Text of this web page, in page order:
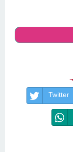
Twitter